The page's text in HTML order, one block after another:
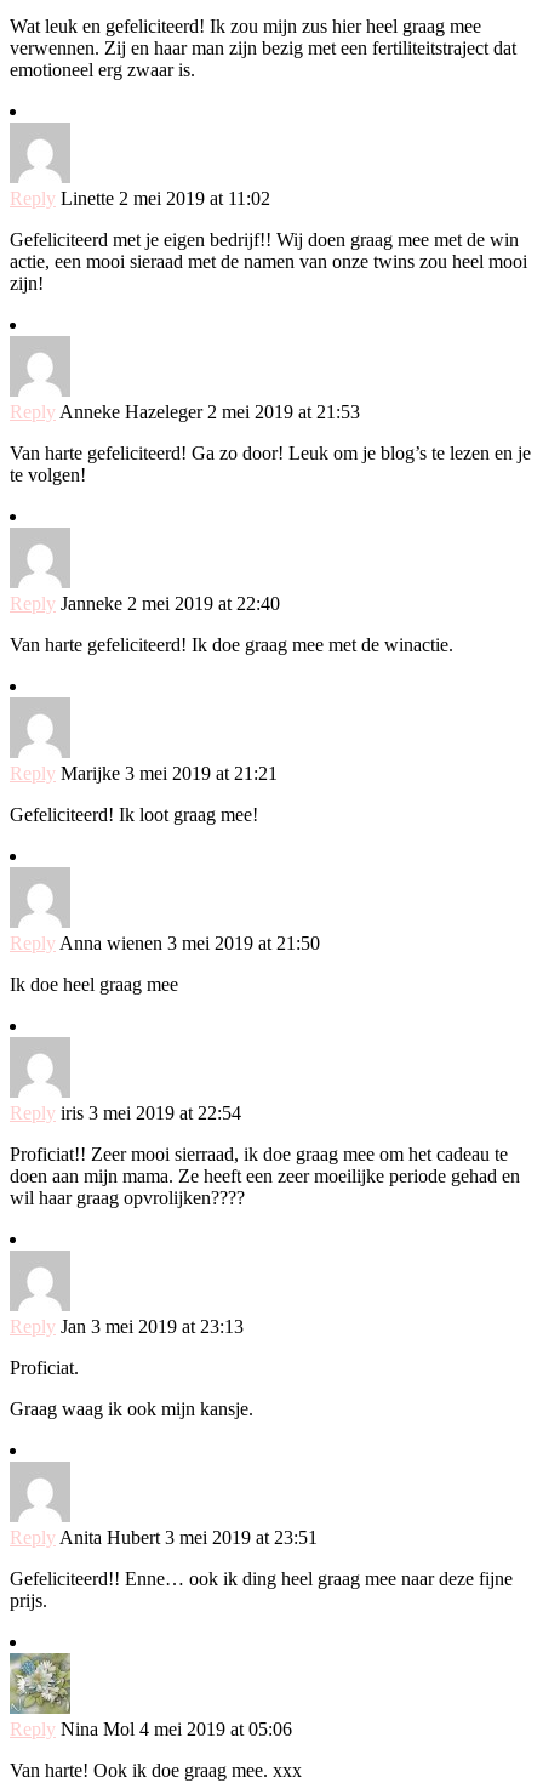
Wat leuk en gefeliciteerd! Ik zou mijn zus hier heel graag mee
verwennen. Zij en haar man zijn bezig met een fertiliteitstraject dat
emotioneel erg zwaar is.
Reply Linette 2 mei 2019 at 11:02
Gefeliciteerd met je eigen bedrijf!! Wij doen graag mee met de win
actie, een mooi sieraad met de namen van onze twins zou heel mooi
zijn!
Reply Anneke Hazeleger 2 mei 2019 at 21:53
Van harte gefeliciteerd! Ga zo door! Leuk om je blog’s te lezen en je
te volgen!
Reply Janneke 2 mei 2019 at 22:40
Van harte gefeliciteerd! Ik doe graag mee met de winactie.
Reply Marijke 3 mei 2019 at 21:21
Gefeliciteerd! Ik loot graag mee!
Reply Anna wienen 3 mei 2019 at 21:50
Ik doe heel graag mee
Reply iris 3 mei 2019 at 22:54
Proficiat!! Zeer mooi sierraad, ik doe graag mee om het cadeau te
doen aan mijn mama. Ze heeft een zeer moeilijke periode gehad en
wil haar graag opvrolijken????
Reply Jan 3 mei 2019 at 23:13
Proficiat.
Graag waag ik ook mijn kansje.
Reply Anita Hubert 3 mei 2019 at 23:51
Gefeliciteerd!! Enne… ook ik ding heel graag mee naar deze fijne
prijs.
Reply Nina Mol 4 mei 2019 at 05:06
Van harte! Ook ik doe graag mee. xxx